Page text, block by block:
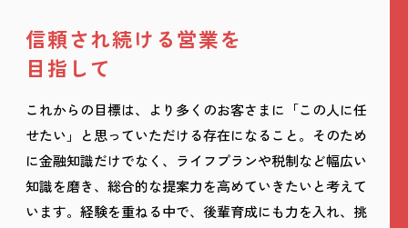
信頼され続ける営業を
目指して
これからの目標は、より多くのお客さまに「この人に任
せたい」と思っていただける存在になること。そのため
に金融知識だけでなく、ライフプランや税制など幅広い
知識を磨き、総合的な提案力を高めていきたいと考えて
います。経験を重ねる中で、後輩育成にも力を入れ、挑